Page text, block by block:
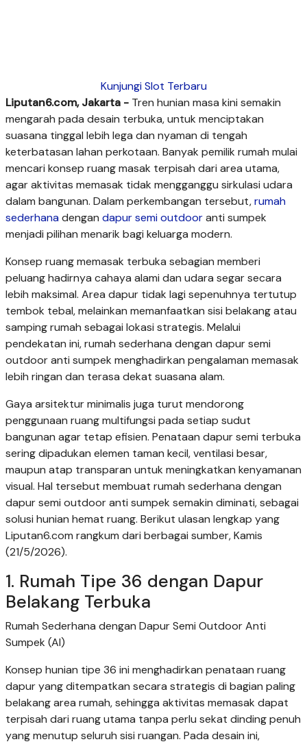
Kunjungi Slot Terbaru
Liputan6.com, Jakarta - Tren hunian masa kini semakin
mengarah pada desain terbuka, untuk menciptakan
suasana tinggal lebih lega dan nyaman di tengah
keterbatasan lahan perkotaan. Banyak pemilik rumah mulai
mencari konsep ruang masak terpisah dari area utama,
agar aktivitas memasak tidak mengganggu sirkulasi udara
dalam bangunan. Dalam perkembangan tersebut,rumah
sederhanadengan dapur semi outdooranti sumpek
menjadi pilihan menarik bagi keluarga modern.
Konsep ruang memasak terbuka sebagian memberi
peluang hadirnya cahaya alami dan udara segar secara
lebih maksimal. Area dapur tidak lagi sepenuhnya tertutup
tembok tebal, melainkan memanfaatkan sisi belakang atau
samping rumah sebagai lokasi strategis. Melalui
pendekatan ini, rumah sederhana dengan dapur semi
outdoor anti sumpek menghadirkan pengalaman memasak
lebih ringan dan terasa dekat suasana alam.
Gaya arsitektur minimalis juga turut mendorong
penggunaan ruang multifungsi pada setiap sudut
bangunan agar tetap efisien. Penataan dapur semi terbuka
sering dipadukan elemen taman kecil, ventilasi besar,
maupun atap transparan untuk meningkatkan kenyamanan
visual. Hal tersebut membuat rumah sederhana dengan
dapur semi outdoor anti sumpek semakin diminati, sebagai
solusi hunian hemat ruang. Berikut ulasan lengkap yang
Liputan6.com rangkum dari berbagai sumber, Kamis
(21/5/2026).
1. Rumah Tipe 36 dengan Dapur
Belakang Terbuka
Rumah Sederhana dengan Dapur Semi Outdoor Anti
Sumpek (AI)
Konsep hunian tipe 36 ini menghadirkan penataan ruang
dapur yang ditempatkan secara strategis di bagian paling
belakang area rumah, sehingga aktivitas memasak dapat
terpisah dari ruang utama tanpa perlu sekat dinding penuh
yang menutup seluruh sisi ruangan. Pada desain ini,